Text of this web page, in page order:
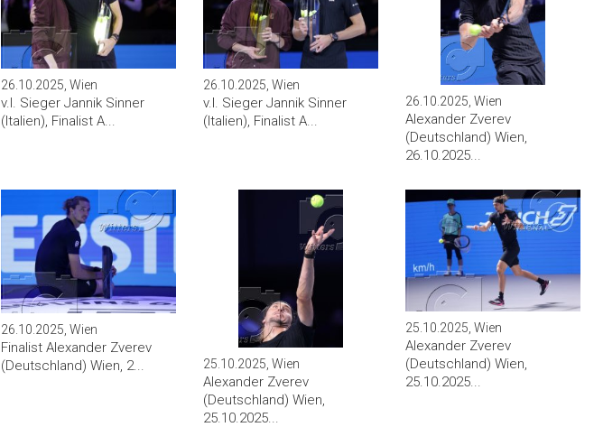
26.10.2025, Wien
v.l. Sieger Jannik Sinner
(Italien), Finalist A...
26.10.2025, Wien
v.l. Sieger Jannik Sinner
(Italien), Finalist A...
26.10.2025, Wien
Alexander Zverev
(Deutschland) Wien,
26.10.2025...
26.10.2025, Wien
Finalist Alexander Zverev
(Deutschland) Wien, 2...
25.10.2025, Wien
Alexander Zverev
(Deutschland) Wien,
25.10.2025...
25.10.2025, Wien
Alexander Zverev
(Deutschland) Wien,
25.10.2025...